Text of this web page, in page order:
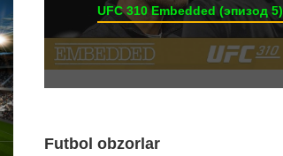
UFC 310 Embedded (эпизод 5)
Futbol obzorlar